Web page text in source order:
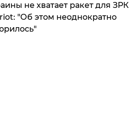
не хватает ракет для ЗРК
"Об этом неоднократно